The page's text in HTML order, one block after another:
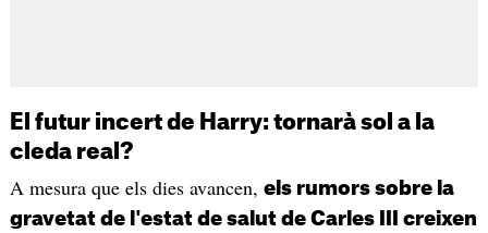
El futur incert de Harry: tornarà sol a la
cleda real?
A mesura que els dies avancen, els rumors sobre la
gravetat de l'estat de salut de Carles III creixen